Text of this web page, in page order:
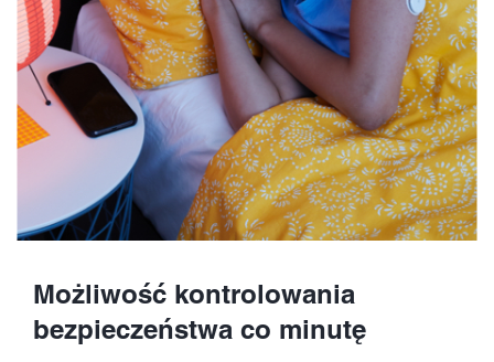
Możliwość kontrolowania
bezpieczeństwa co minutę